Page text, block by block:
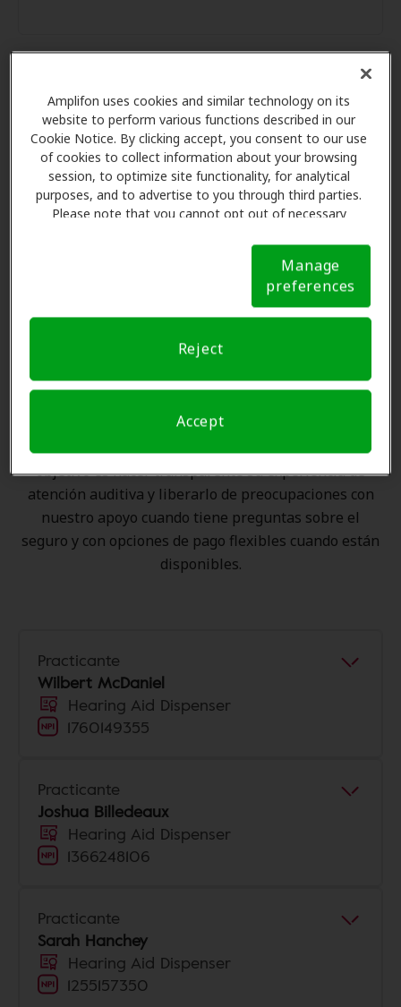
Amplifon uses cookies and similar technology on its
website to perform various functions described in our
Cookie Notice. By clicking accept, you consent to our use
of cookies to collect information about your browsing
session, to optimize site functionality, for analytical
purposes, and to advertise to you through third parties.
Please note that you cannot opt out of necessary
Notice (link here below). If you are using an opt-out
preference signal, we will honor that signal. Cookie
Manage
preferences
Reject
Accept
Las Ventajas de los Miembros
de Amplifon en Miracle-Ear
Center, Denham Springs
Amplifon Hearing Health Care se asocia con muchos
Center en Denham Springs para ofrecer descuentos
especiales en audífonos y atención auditiva. Nuestros
promotores le explican sus beneficios y programan
evaluaciones, pruebas de ajuste y atención al cliente.
Antes de su consulta en Miracle-Ear Center, Amplifon
cobertura de seguro para reducir sus gastos de
objetivo es hacer transparente su experiencia de
atención auditiva y liberarlo de preocupaciones con
nuestro apoyo cuando tiene preguntas sobre el
seguro y con opciones de pago flexibles cuando están
disponibles.
Practicante
Wilbert McDaniel
Hearing Aid Dispenser
1760149355
Practicante
Joshua Billedeaux
Hearing Aid Dispenser
1366248106
Practicante
Sarah Hanchey
Hearing Aid Dispenser
1255157350